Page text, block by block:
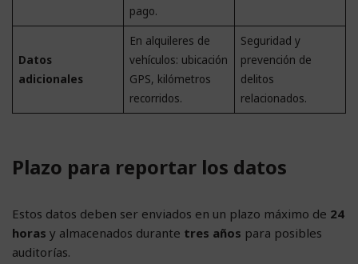
pago.
Datos
adicionales
En alquileres de
vehículos: ubicación
GPS, kilómetros
recorridos.
Seguridad y
prevención de
delitos
relacionados.
Plazo para reportar los datos
Estos datos deben ser enviados en un plazo máximo de 24
horas y almacenados durante tres años para posibles
auditorías.